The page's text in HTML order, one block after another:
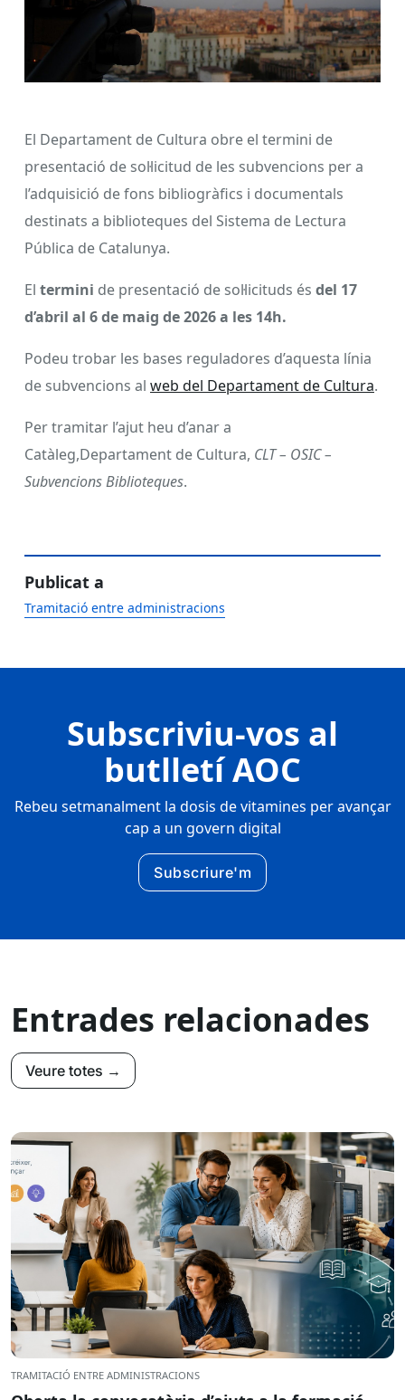
El Departament de Cultura obre el termini de
presentació de sol·licitud de les subvencions per a
l’adquisició de fons bibliogràfics i documentals
destinats a biblioteques del Sistema de Lectura
Pública de Catalunya.
El termini de presentació de sol·licituds és del 17
d’abril al 6 de maig de 2026 a les 14h.
Podeu trobar les bases reguladores d’aquesta línia
de subvencions al web del Departament de Cultura.
Per tramitar l’ajut heu d’anar a
Catàleg,Departament de Cultura, CLT – OSIC –
Subvencions Biblioteques.
Publicat a
Tramitació entre administracions
Subscriviu-vos al
butlletí AOC
Rebeu setmanalment la dosis de vitamines per avançar
cap a un govern digital
Subscriure'm
Entrades relacionades
Veure totes →
TRAMITACIÓ ENTRE ADMINISTRACIONS